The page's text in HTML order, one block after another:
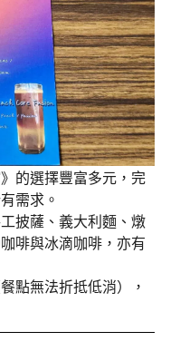
的選擇豐富多元，完
需求。
披薩、義大利麵、燉
啡與冰滴咖啡，亦有
點無法折抵低消），